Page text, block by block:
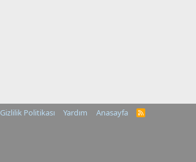
Gizlilik Politikası Yardım Anasayfa
R